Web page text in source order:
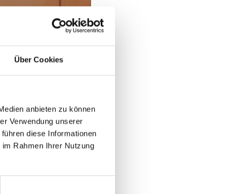
Über Cookies
anbieten zu können
Verwendung unserer
diese Informationen
Rahmen Ihrer Nutzung